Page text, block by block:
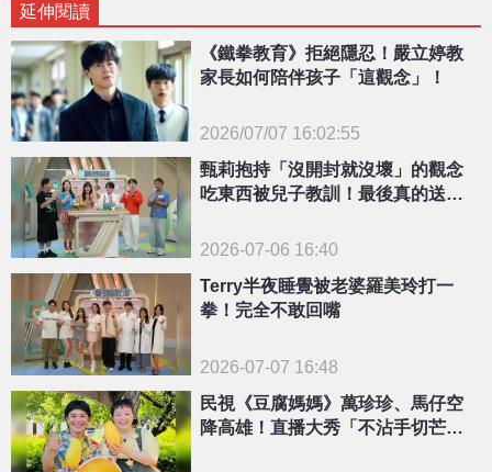
延伸閱讀
{PLAYICON}
《鐵拳教育》拒絕隱忍！嚴立婷教
家長如何陪伴孩子「這觀念」！
2026/07/07 16:02:55
甄莉抱持「沒開封就沒壞」的觀念
吃東西被兒子教訓！最後真的送急
2026-07-06 16:40
Terry半夜睡覺被老婆羅美玲打一
拳！完全不敢回嘴
2026-07-07 16:48
民視《豆腐媽媽》萬珍珍、馬仔空
降高雄！直播大秀「不沾手切芒果